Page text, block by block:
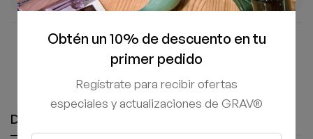
Compra 100% segura y protegida
Descripción
Obtén un 10% de descuento en tu
primer pedido
Regístrate para recibir ofertas
especiales y actualizaciones de GRAV®